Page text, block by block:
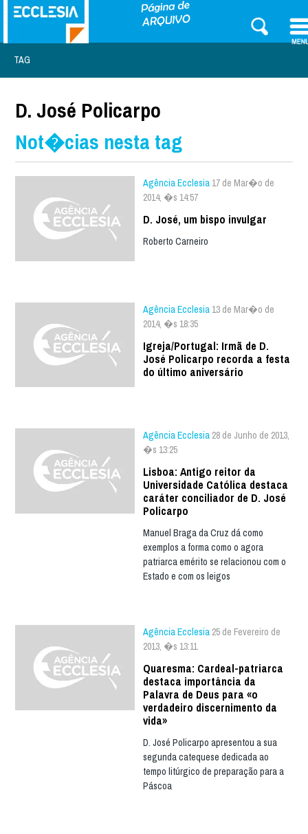
TAG
D. José Policarpo
Not�cias nesta tag
Agência Ecclesia 17 de Mar�o de
2014, �s 14:57
D. José, um bispo invulgar
Roberto Carneiro
Agência Ecclesia 13 de Mar�o de
2014, �s 18:35
Igreja/Portugal: Irmã de D.
José Policarpo recorda a festa
do último aniversário
Agência Ecclesia 28 de Junho de 2013,
�s 13:25
Lisboa: Antigo reitor da
Universidade Católica destaca
caráter conciliador de D. José
Policarpo
Manuel Braga da Cruz dá como
exemplos a forma como o agora
patriarca emérito se relacionou com o
Estado e com os leigos
Agência Ecclesia 25 de Fevereiro de
2013, �s 13:11
Quaresma: Cardeal-patriarca
destaca importância da
Palavra de Deus para «o
verdadeiro discernimento da
vida»
D. José Policarpo apresentou a sua
segunda catequese dedicada ao
tempo litúrgico de preparação para a
Páscoa